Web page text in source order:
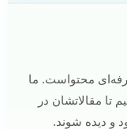
محتواست. ما
تا مقالاتشان در
و دیده شوند.